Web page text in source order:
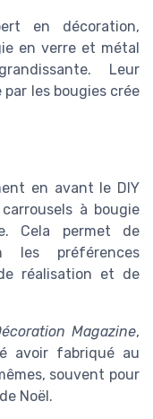
en décoration,
en verre et métal
Leur
les bougies crée
en avant le DIY
à bougie
Cela permet de
les préférences
réalisation et de
Magazine,
avoir fabriqué au
souvent pour
Noël.